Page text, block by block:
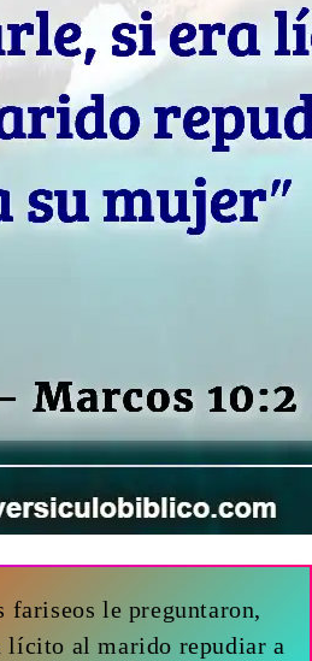
fariseos le preguntaron,
lícito al marido repudiar a